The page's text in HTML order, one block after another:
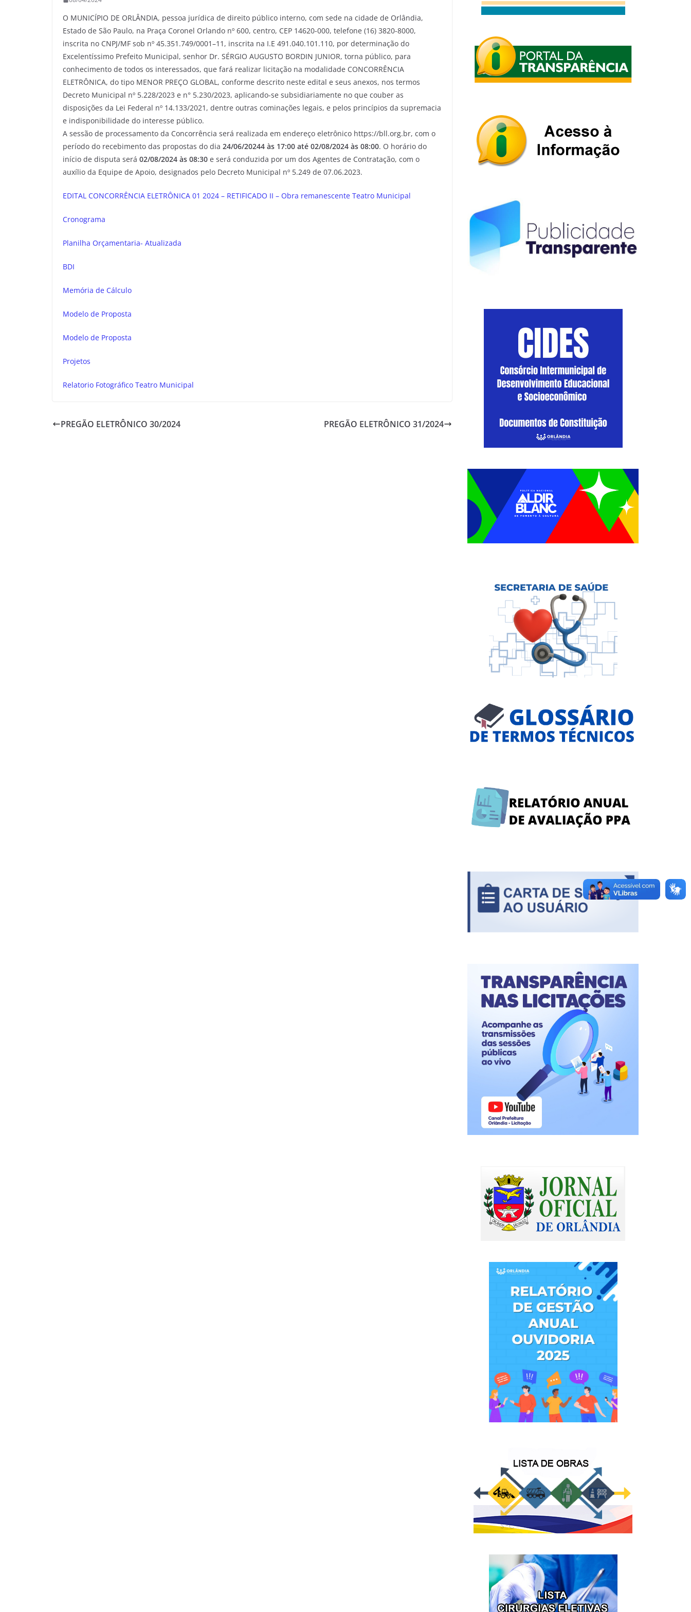
O MUNICÍPIO DE ORLÂNDIA, pessoa jurídica de direito público interno, com sede na cidade de Orlândia,
Estado de São Paulo, na Praça Coronel Orlando nº 600, centro, CEP 14620-000, telefone (16) 3820-8000,
inscrita no CNPJ/MF sob nº 45.351.749/0001–11, inscrita na I.E 491.040.101.110, por determinação do
Excelentíssimo Prefeito Municipal, senhor Dr. SÉRGIO AUGUSTO BORDIN JUNIOR, torna público, para
conhecimento de todos os interessados, que fará realizar licitação na modalidade CONCORRÊNCIA
ELETRÔNICA, do tipo MENOR PREÇO GLOBAL, conforme descrito neste edital e seus anexos, nos termos
Decreto Municipal nº 5.228/2023 e n° 5.230/2023, aplicando-se subsidiariamente no que couber as
disposições da Lei Federal nº 14.133/2021, dentre outras cominações legais, e pelos princípios da supremacia
e indisponibilidade do interesse público.
A sessão de processamento da Concorrência será realizada em endereço eletrônico https://bll.org.br, com o
período do recebimento das propostas do dia 24/06/20244 às 17:00 até 02/08/2024 às 08:00. O horário do
início de disputa será 02/08/2024 às 08:30 e será conduzida por um dos Agentes de Contratação, com o
auxílio da Equipe de Apoio, designados pelo Decreto Municipal nº 5.249 de 07.06.2023.
EDITAL CONCORRÊNCIA ELETRÔNICA 01 2024 – RETIFICADO II – Obra remanescente Teatro Municipal
Cronograma
Planilha Orçamentaria- Atualizada
BDI
Memória de Cálculo
Modelo de Proposta
Modelo de Proposta
Projetos
Relatorio Fotográfico Teatro Municipal
PREGÃO ELETRÔNICO 30/2024 PREGÃO ELETRÔNICO 31/2024